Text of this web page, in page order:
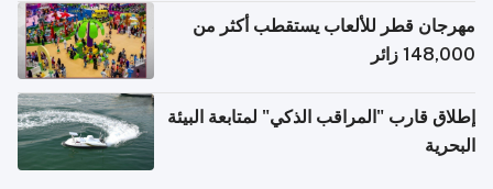
مهرجان قطر للألعاب يستقطب أكثر من
148,000 زائر
إطلاق قارب "المراقب الذكي" لمتابعة البيئة
البحرية